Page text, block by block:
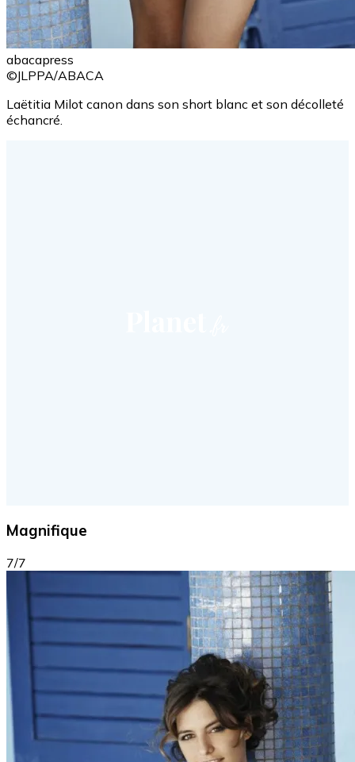
abacapress
©JLPPA/ABACA
Laëtitia Milot canon dans son short blanc et son décolleté
échancré.
Magnifique
7/7